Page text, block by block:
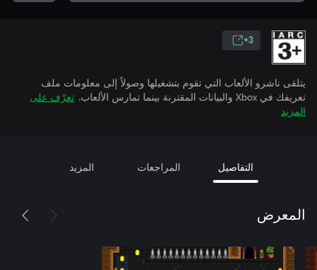
3+
يتلقى ناشرو الألعاب التي تقوم بتشغيلها وصولاً إلى معلومات ملف
تعريفك في Xbox والبيانات المقترنة بينما تمارس الألعاب.
تعرّف على
المزيد
التفاصيل المراجعات المزيد
المعرض